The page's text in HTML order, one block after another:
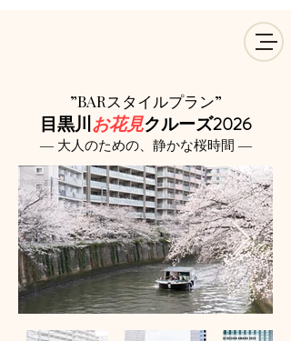
”BARスタイルプラン”
目黒川お花見クルーズ2026
― 大人のための、静かな桜時間 ―